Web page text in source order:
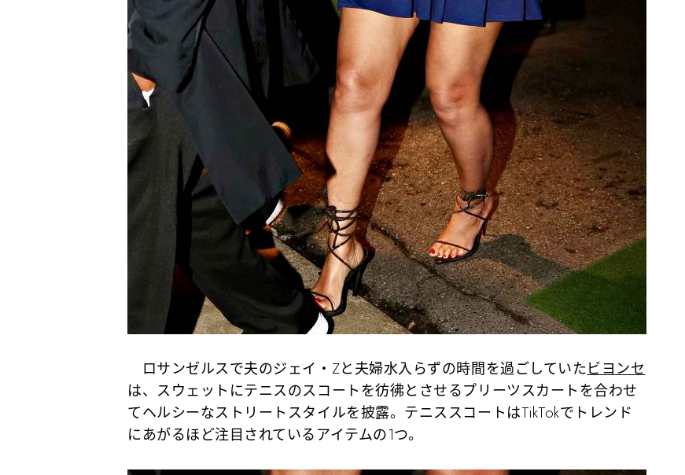
ロサンゼルスで夫のジェイ・Zと夫婦水入らずの時間を過ごしていたビヨンセ
は、スウェットにテニスのスコートを彷彿とさせるプリーツスカートを合わせ
てヘルシーなストリートスタイルを披露。テニススコートはTikTokでトレンド
にあがるほど注目されているアイテムの1つ。